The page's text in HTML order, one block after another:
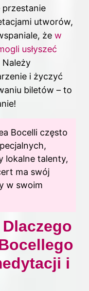
przestanie
utworów,
że w
usłyszeć
Należy
i życzyć
biletów – to
Bocelli często
lokalne talenty,
ma swój
w swoim
i